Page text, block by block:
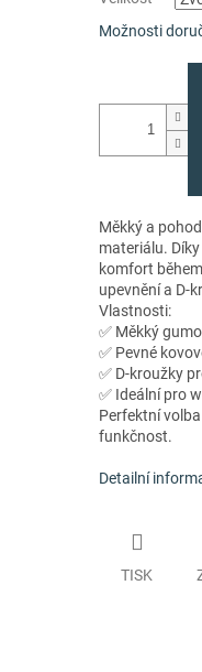
Možnosti
Měkký a
materiálu.
komfort
upevnění a D-
Vlastnosti:
✅ Měkký
✅ Pevné
✅ D-kroužky
✅ Ideální pro
Perfektní
funkčnost.
Detailní
TISK